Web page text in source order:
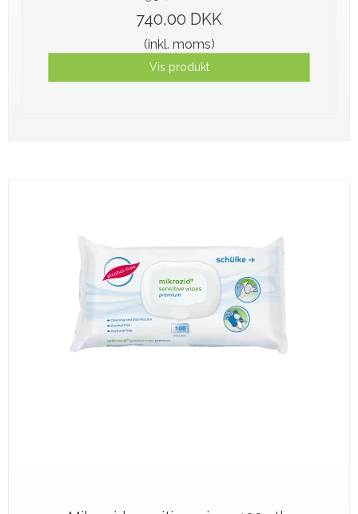
740,00 DKK
(inkl. moms)
Vis produkt